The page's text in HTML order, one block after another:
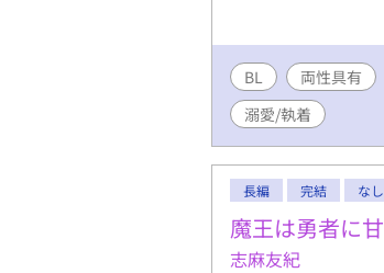
BL 両性具有
溺愛/執着
長編 完結 なし
魔王は勇者に甘
志麻友紀